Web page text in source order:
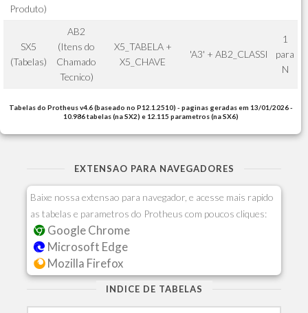
Produto)
SX5
(Tabelas)
AB2
(Itens do
Chamado
Tecnico)
X5_TABELA +
X5_CHAVE
'A3' + AB2_CLASSI
1
para
N
Tabelas do Protheus v4.6 (baseado no P12.1.2510) - paginas geradas em 13/01/2026 -
10.986 tabelas (na SX2) e 12.115 parametros (na SX6)
EXTENSAO PARA NAVEGADORES
Baixe nossa extensao para navegador, e acesse mais rapido
as tabelas e parametros do Protheus com poucos cliques:
Google Chrome
Microsoft Edge
Mozilla Firefox
INDICE DE TABELAS